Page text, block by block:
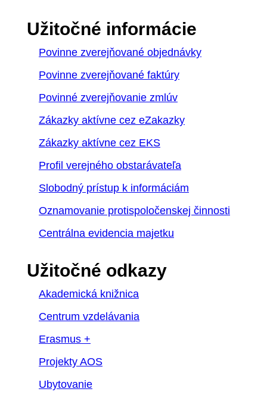
Užitočné informácie
Povinne zverejňované objednávky
Povinne zverejňované faktúry
Povinné zverejňovanie zmlúv
Zákazky aktívne cez eZakazky
Zákazky aktívne cez EKS
Profil verejného obstarávateľa
Slobodný prístup k informáciám
Oznamovanie protispoločenskej činnosti
Centrálna evidencia majetku
Užitočné odkazy
Akademická knižnica
Centrum vzdelávania
Erasmus +
Projekty AOS
Ubytovanie